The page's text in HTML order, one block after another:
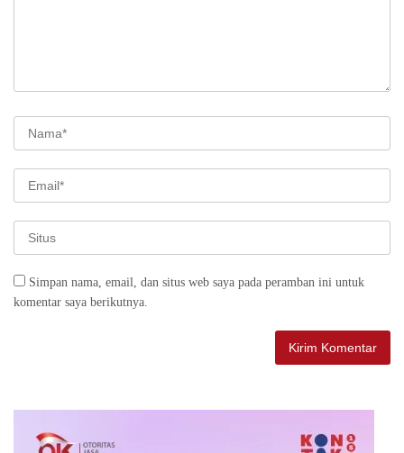
Simpan nama, email, dan situs web saya pada peramban ini untuk
komentar saya berikutnya.